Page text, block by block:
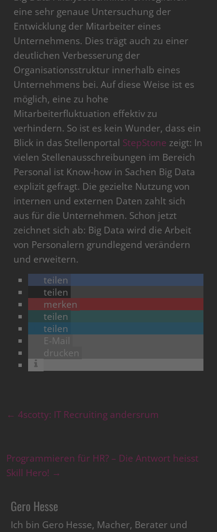
eine sehr genaue Untersuchung der
Entwicklung der Mitarbeiter eines
Unternehmens. Dies trägt auch zu einer
deutlichen Verbesserung der
Organisationsstruktur innerhalb eines
Unternehmens bei. Auf diese Weise ist es
möglich, eine zu hohe
Mitarbeiterfluktuation effektiv zu
verhindern. So ist es kein Wunder, dass ein
Blick in das Stellenportal StepStone zeigt: In
vielen Stellenausschreibungen im Bereich
Personal ist Know-how in Sachen Big Data
explizit gefragt. Die gezielte Nutzung von
internen und externen Daten zahlt sich
aus für die Unternehmen. Schon jetzt
zeichnet sich ab: Big Data wird die Arbeit
von Personalern grundlegend verändern
und erweitern.
teilen
teilen
merken
teilen
teilen
E-Mail
drucken
← 4scotty: IT Recruiting andersrum
Programmieren für HR? – Die Antwort heisst
Skill Hero! →
Gero Hesse
Ich bin Gero Hesse, Macher, Berater und